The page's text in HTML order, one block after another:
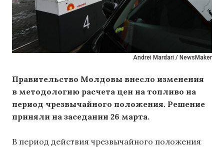
Andrei Mardari / NewsMaker
Правительство Молдовы внесло изменения
в методологию расчета цен на топливо на
период чрезвычайного положения. Решение
приняли на заседании 26 марта.
В период действия чрезвычайного положения